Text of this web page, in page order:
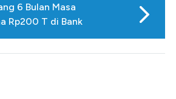
6 Bulan Masa
Rp200 T di Bank